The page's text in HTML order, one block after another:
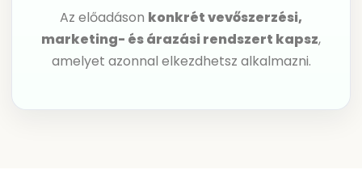
Az előadáson konkrét vevőszerzési,
marketing- és árazási rendszert kapsz,
amelyet azonnal elkezdhetsz alkalmazni.